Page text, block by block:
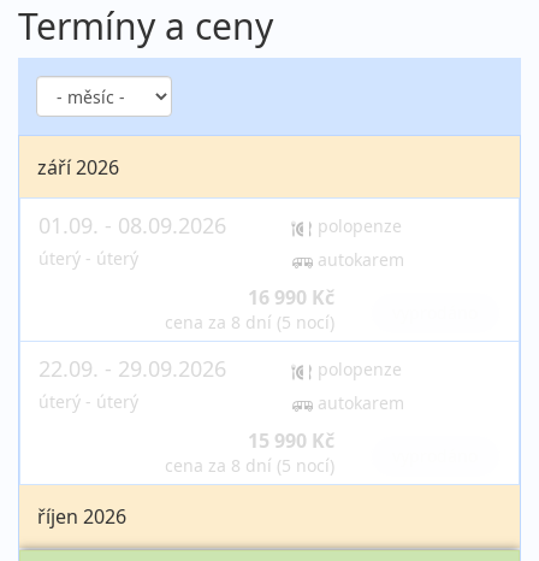
Termíny a ceny
září 2026
01.09. - 08.09.2026
úterý - úterý
polopenze
autokarem
16 990 Kč
cena za 8 dní (5 nocí)
22.09. - 29.09.2026
úterý - úterý
polopenze
autokarem
15 990 Kč
cena za 8 dní (5 nocí)
říjen 2026